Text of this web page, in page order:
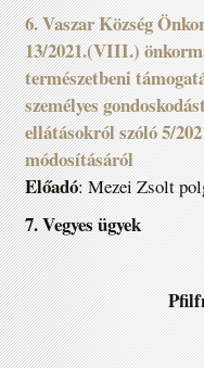
6. Vaszar Község
13/2021.(VIII.)
természetbeni
személyes
ellátásokról szóló 5/
módosításáról
Előadó: Mezei Zsolt
7. Vegyes ügyek